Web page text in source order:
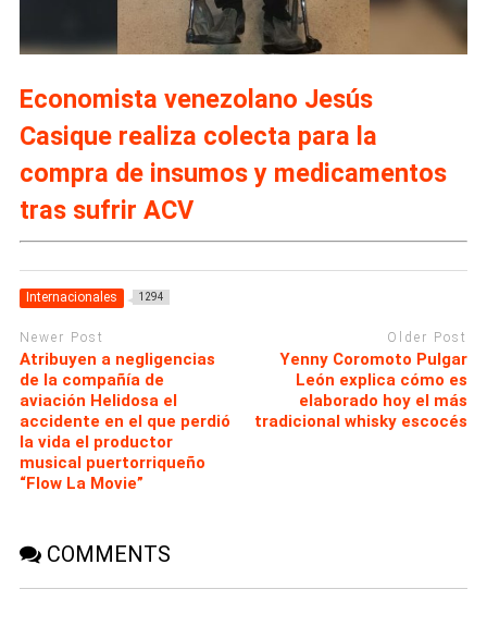
Economista venezolano Jesús
Casique realiza colecta para la
compra de insumos y medicamentos
tras sufrir ACV
Internacionales 1294
Newer Post
Atribuyen a negligencias
de la compañía de
aviación Helidosa el
accidente en el que perdió
la vida el productor
musical puertorriqueño
“Flow La Movie”
Older Post
Yenny Coromoto Pulgar
León explica cómo es
elaborado hoy el más
tradicional whisky escocés
COMMENTS